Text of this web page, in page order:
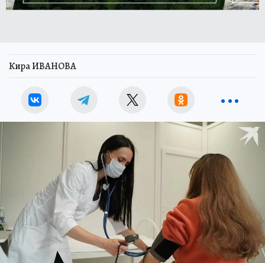
Кира ИВАНОВА